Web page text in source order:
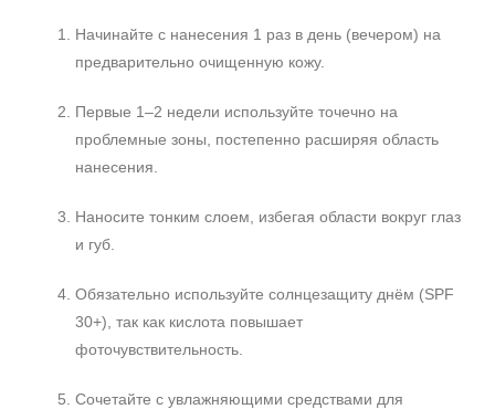
Начинайте с нанесения 1 раз в день (вечером) на
предварительно очищенную кожу.
Первые 1–2 недели используйте точечно на
проблемные зоны, постепенно расширяя область
нанесения.
Наносите тонким слоем, избегая области вокруг глаз
и губ.
Обязательно используйте солнцезащиту днём (SPF
30+), так как кислота повышает
фоточувствительность.
Сочетайте с увлажняющими средствами для